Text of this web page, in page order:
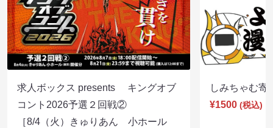
求人ボックス presents キングオブ
コント2026予選２回戦②
［8/4（火）きゅりあん 小ホール
しみちゃむ
¥1500 (税込)